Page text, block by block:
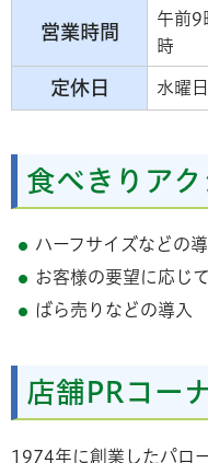
営業時間
午前9
時
定休日 水曜日
食べきりアク
ハーフサイズなどの導
お客様の要望に応じ
ばら売りなどの導入
店舗PRコー
1974年に創業したパロ